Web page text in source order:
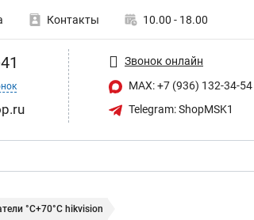
Контакты 10.00 - 18.00
Звонок онлайн
MAX: +7 (936) 132-34-54
Telegram: ShopMSK1
°C+70°C hikvision